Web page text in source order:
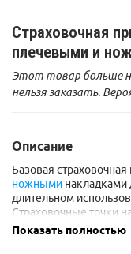
Страховочная
плечевыми и
Этот товар больше
нельзя заказать.
Описание
Базовая
ножными накладками
длительном
Страховочные точки
подключения
Показать полностью